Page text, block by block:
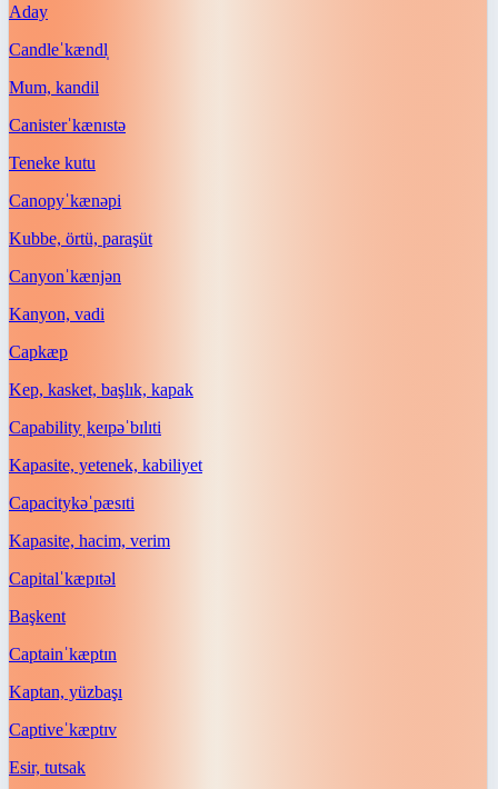
Aday
Candleˈkændl̩
Mum, kandil
Canisterˈkænɪstə
Teneke kutu
Canopyˈkænəpi
Kubbe, örtü, paraşüt
Canyonˈkænjən
Kanyon, vadi
Capkæp
Kep, kasket, başlık, kapak
Capability ˌkeɪpəˈbɪlɪti
Kapasite, yetenek, kabiliyet
Capacitykəˈpæsɪti
Kapasite, hacim, verim
Capitalˈkæpɪtəl
Başkent
Captainˈkæptɪn
Kaptan, yüzbaşı
Captiveˈkæptɪv
Esir, tutsak